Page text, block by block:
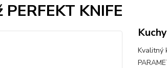
KNIFE
Kvalitný